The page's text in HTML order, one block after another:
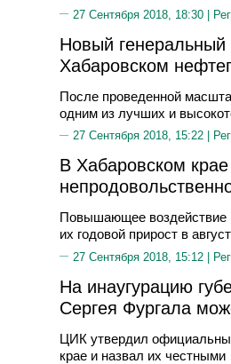
27 Сентября 2018, 18:30 |
Новый генеральный
Хабаровском
После проведенной
одним из лучших и
27 Сентября 2018, 15:22 |
В Хабаровском
Повышающее воздействие
их годовой прирост в
27 Сентября 2018, 15:12 |
На инаугурацию
Сергея Фургала
ЦИК утвердил
крае и назвал их честными